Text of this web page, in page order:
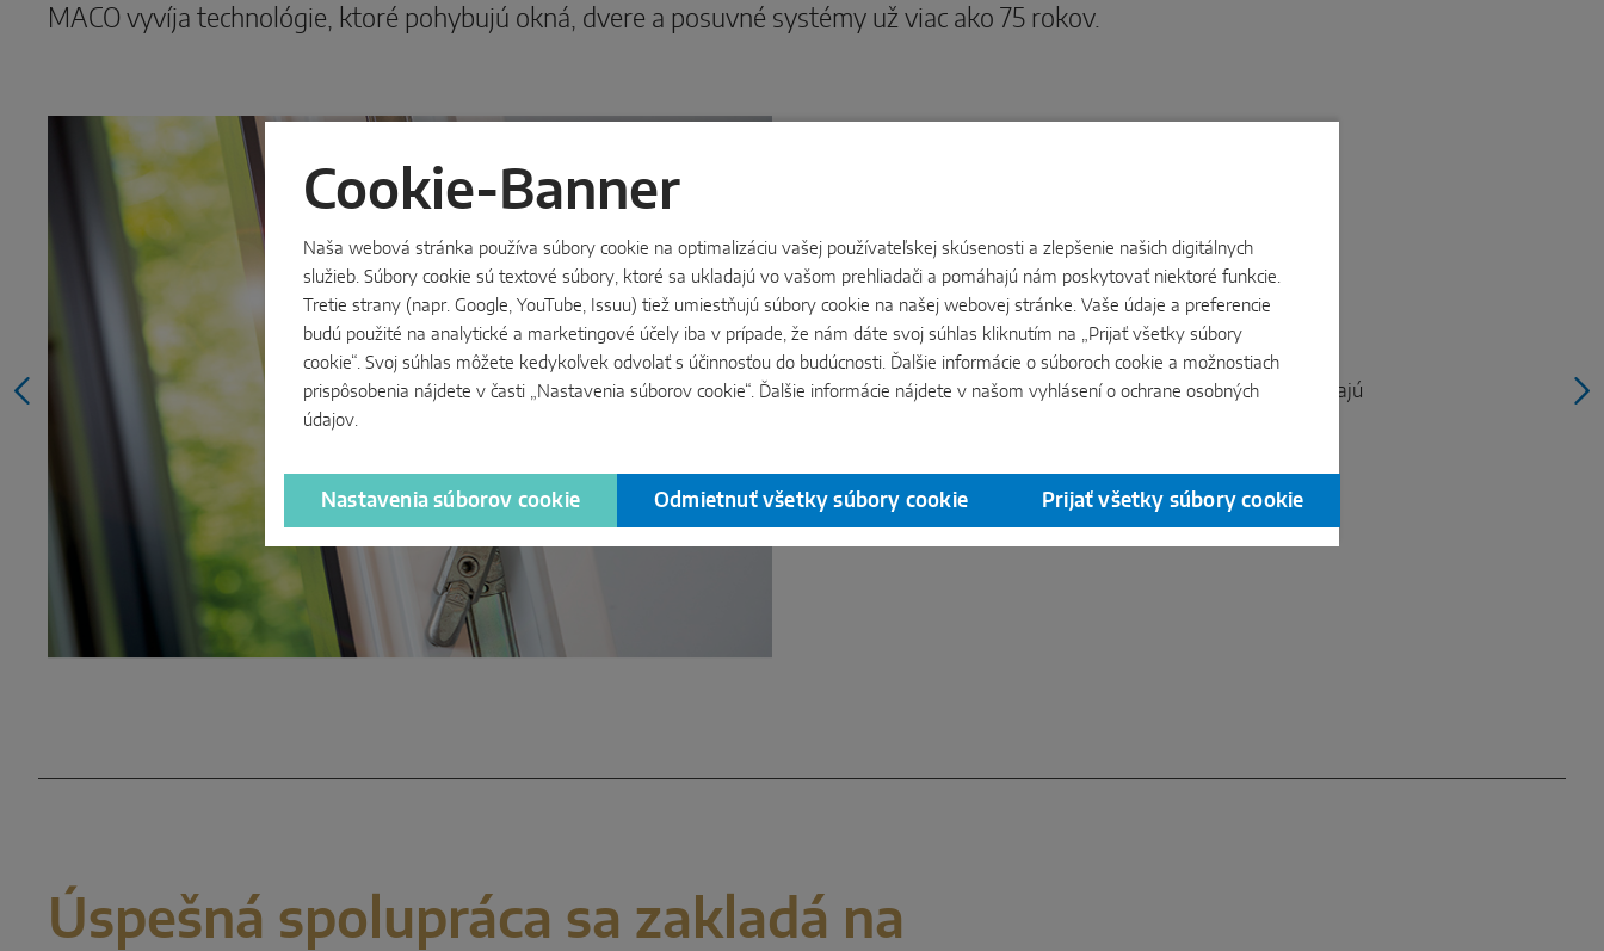
MACO vyvíja technológie, ktoré pohybujú okná, dvere a posuvné systémy už viac ako 75 rokov.
Riešenia pre okná
Patríme medzi popredných svetových odborníkov v oblasti
okenných kovaní. S vysokým podielom vlastnej výroby,
hlbokému systémovému porozumeniu a jednoznačnému
zameraniu na kvalitu vyvíjame riešenia pre okná, ktoré spájajú
viac informácií
Úspešná spolupráca sa zakladá na
Cookie-Banner
Naša webová stránka používa súbory cookie na optimalizáciu vašej používateľskej skúsenosti a zlepšenie našich digitálnych
služieb. Súbory cookie sú textové súbory, ktoré sa ukladajú vo vašom prehliadači a pomáhajú nám poskytovať niektoré funkcie.
Tretie strany (napr. Google, YouTube, Issuu) tiež umiestňujú súbory cookie na našej webovej stránke. Vaše údaje a preferencie
budú použité na analytické a marketingové účely iba v prípade, že nám dáte svoj súhlas kliknutím na „Prijať všetky súbory
cookie“. Svoj súhlas môžete kedykoľvek odvolať s účinnosťou do budúcnosti. Ďalšie informácie o súboroch cookie a možnostiach
prispôsobenia nájdete v časti „Nastavenia súborov cookie“. Ďalšie informácie nájdete v našom vyhlásení o ochrane osobných
údajov.
Nastavenia súborov cookie Odmietnuť všetky súbory cookie Prijať všetky súbory cookie